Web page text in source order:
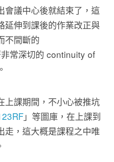
會議中心後就結束了，這
延伸到課後的作業改正與
不間斷的
常深切的 continuity of
上課期間，不小心被推坑
」等圖庫，在上課到
走，這大概是課程之中唯